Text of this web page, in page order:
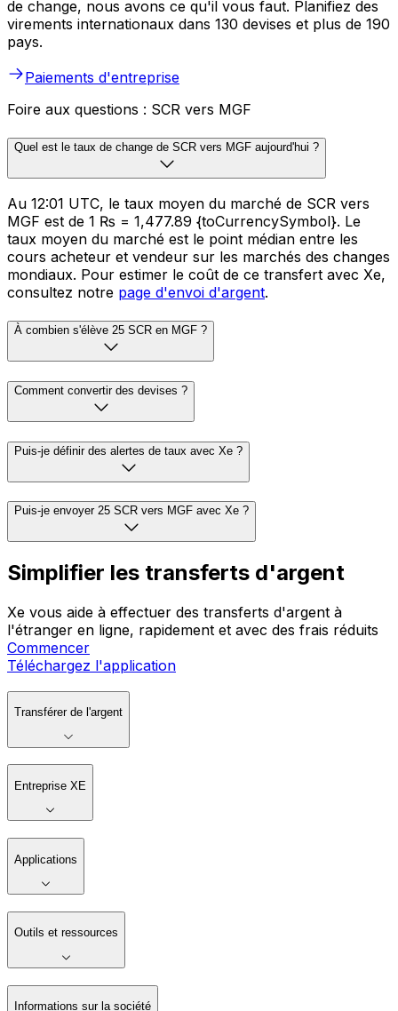
de change, nous avons ce qu'il vous faut. Planifiez des
virements internationaux dans 130 devises et plus de 190
pays.
Paiements d'entreprise
Foire aux questions : SCR vers MGF
Quel est le taux de change de SCR vers MGF aujourd'hui ?
Au 12:01 UTC, le taux moyen du marché de SCR vers
MGF est de 1 ₨ = 1,477.89 {toCurrencySymbol}. Le
taux moyen du marché est le point médian entre les
cours acheteur et vendeur sur les marchés des changes
mondiaux. Pour estimer le coût de ce transfert avec Xe,
consultez notre page d'envoi d'argent.
À combien s'élève 25 SCR en MGF ?
Comment convertir des devises ?
Puis-je définir des alertes de taux avec Xe ?
Puis-je envoyer 25 SCR vers MGF avec Xe ?
Simplifier les transferts d'argent
Xe vous aide à effectuer des transferts d'argent à
l'étranger en ligne, rapidement et avec des frais réduits
Commencer
Téléchargez l'application
Transférer de l'argent
Entreprise XE
Applications
Outils et ressources
Informations sur la société